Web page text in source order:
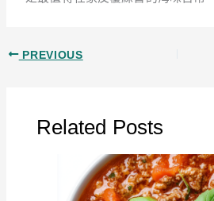
PREVIOUS
Related Posts